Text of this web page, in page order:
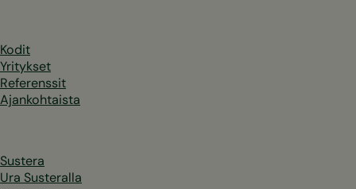
Kodit
Yritykset
Referenssit
Ajankohtaista
Sustera
Ura Susteralla